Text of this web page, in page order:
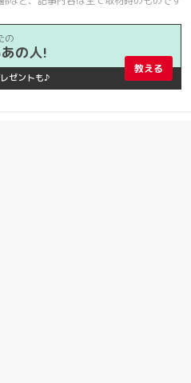
の
の人!
ゼントも♪
教える